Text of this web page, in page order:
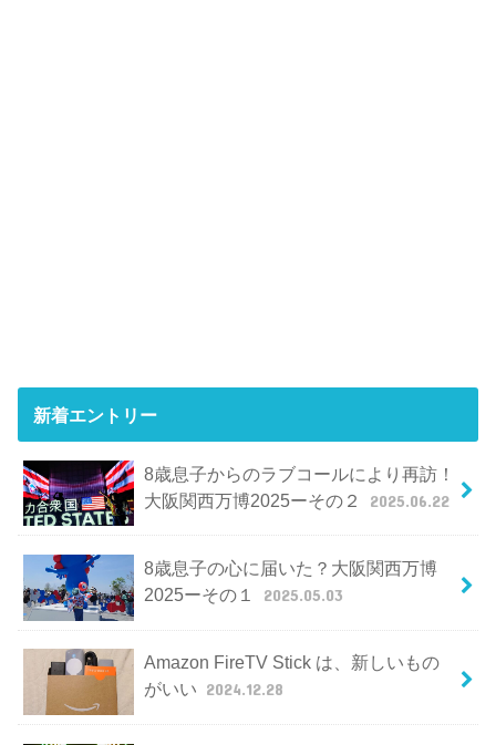
新着エントリー
8歳息子からのラブコールにより再訪！
大阪関西万博2025ーその２
2025.06.22
8歳息子の心に届いた？大阪関西万博
2025ーその１
2025.05.03
Amazon FireTV Stick は、新しいもの
がいい 2024.12.28